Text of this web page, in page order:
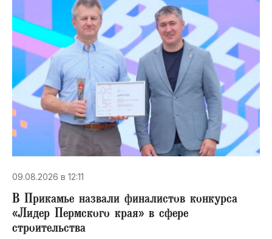
09.08.2026 в 12:11
В Прикамье назвали финалистов конкурса
«Лидер Пермского края» в сфере
строительства